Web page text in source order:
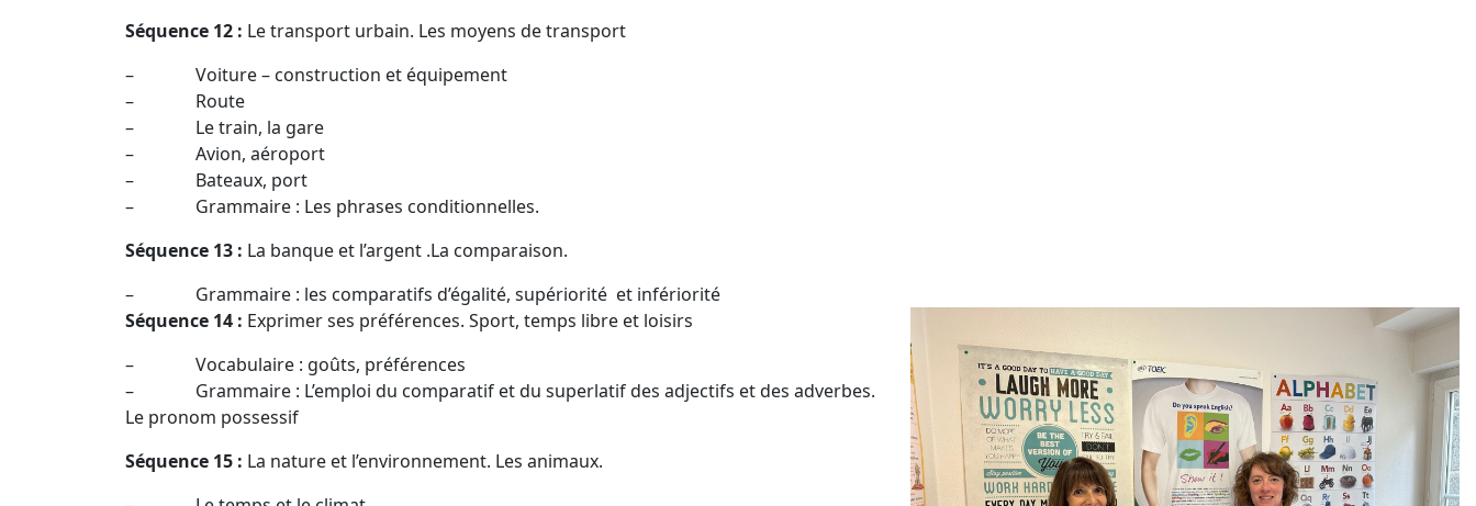
Séquence 12 : Le transport urbain. Les moyens de transport
– Voiture – construction et équipement
– Route
– Le train, la gare
– Avion, aéroport
– Bateaux, port
– Grammaire : Les phrases conditionnelles.
Séquence 13 : La banque et l’argent .La comparaison.
– Grammaire : les comparatifs d’égalité, supériorité et infériorité
Séquence 14 : Exprimer ses préférences. Sport, temps libre et loisirs
– Vocabulaire : goûts, préférences
– Grammaire : L’emploi du comparatif et du superlatif des adjectifs et des adverbes.
Le pronom possessif
Séquence 15 : La nature et l’environnement. Les animaux.